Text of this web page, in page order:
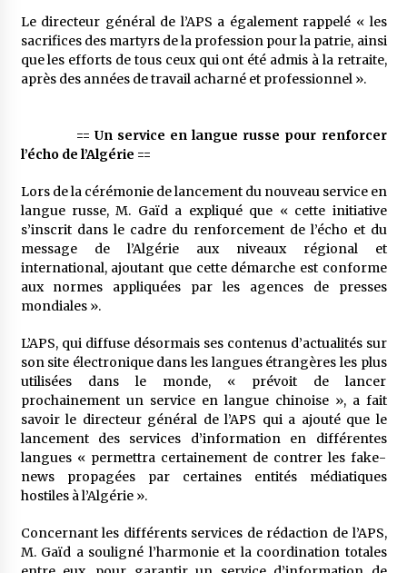
Le directeur général de l’APS a également rappelé « les
sacrifices des martyrs de la profession pour la patrie, ainsi
que les efforts de tous ceux qui ont été admis à la retraite,
après des années de travail acharné et professionnel ».
== Un service en langue russe pour renforcer
l’écho de l’Algérie ==
Lors de la cérémonie de lancement du nouveau service en
langue russe, M. Gaïd a expliqué que « cette initiative
s’inscrit dans le cadre du renforcement de l’écho et du
message de l’Algérie aux niveaux régional et
international, ajoutant que cette démarche est conforme
aux normes appliquées par les agences de presses
mondiales ».
L’APS, qui diffuse désormais ses contenus d’actualités sur
son site électronique dans les langues étrangères les plus
utilisées dans le monde, « prévoit de lancer
prochainement un service en langue chinoise », a fait
savoir le directeur général de l’APS qui a ajouté que le
lancement des services d’information en différentes
langues « permettra certainement de contrer les fake-
news propagées par certaines entités médiatiques
hostiles à l’Algérie ».
Concernant les différents services de rédaction de l’APS,
M. Gaïd a souligné l’harmonie et la coordination totales